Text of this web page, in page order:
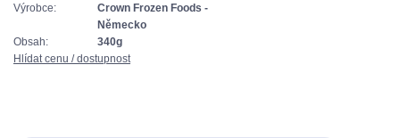
Výrobce:
Crown Frozen Foods -
Německo
Obsah:
340g
Hlídat cenu / dostupnost